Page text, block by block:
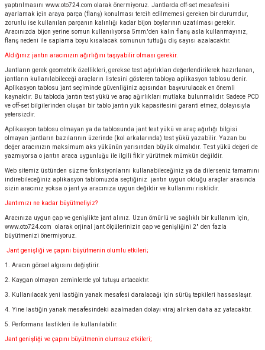
yaptırılmasını www.oto724.com olarak önermiyoruz. Jantlarda off-set mesafesini
ayarlamak için araya parça (flanş) konulması tercih edilmemesi gereken bir durumdur,
zorunlu ise kullanılan parçanın kalınlığı kadar bijon boylarının uzatılması gerekir.
Aracınızda bijon yerine somun kullanılıyorsa 5mm.'den kalın flanş asla kullanmayınız,
flanş nedeni ile saplama boyu kısalacak somunun tuttuğu diş sayısı azalacaktır.
Aldığınız jantın aracınızın ağırlığını taşıyabilir olması gerekir.
Jantların gerek geometrik özellikleri, gerekse test ağırlıkları değerlendirilerek hazırlanan,
jantların kullanılabileceği araçların listesini gösteren tabloya aplikasyon tablosu denir.
Aplikasyon tablosu jant seçiminde güvenliğiniz açısından başvurulacak en önemli
kaynaktır. Bu tabloda jantın test yükü ve araç ağırlıkları mutlaka bulunmalıdır. Sadece PCD
ve off-set bilgilerinden oluşan bir tablo jantın yük kapasitesini garanti etmez, dolayısıyla
yetersizdir.
Aplikasyon tablosu olmayan ya da tablosunda jant test yükü ve araç ağırlığı bilgisi
olmayan jantların bazılarının üzerinde (kol arkalarında) test yükü yazabilir. Yazan bu
değer aracınızın maksimum aks yükünün yarısından büyük olmalıdır. Test yükü değeri de
yazmıyorsa o jantın araca uygunluğu ile ilgili fikir yürütmek mümkün değildir.
Web sitemiz üstünden süzme fonksiyonlarını kullanabileceğiniz ya da dilerseniz tamamını
indirebileceğiniz aplikasyon tablomuzda seçtiğiniz jantın uygun olduğu araçlar arasında
sizin aracınız yoksa o jant ya aracınıza uygun değildir ve kullanımı risklidir.
Jantımızı ne kadar büyütmeliyiz?
Aracınıza uygun çap ve genişlikte jant alınız. Uzun ömürlü ve sağlıklı bir kullanım için,
www.oto724.com olarak orjinal jant ölçülerinizin çap ve genişliğini 2" den fazla
büyütmenizi önermiyoruz.
Jant genişliği ve çapını büyütmenin olumlu etkileri;
1. Aracın görsel algısını değiştirir.
2. Kaygan olmayan zeminlerde yol tutuşu artacaktır.
3. Kullanılacak yeni lastiğin yanak mesafesi daralacağı için sürüş tepkileri hassaslaşır.
4. Yine lastiğin yanak mesafesindeki azalmadan dolayı viraj alırken daha az yatacaktır.
5. Performans lastikleri ile kullanılabilir.
Jant genişliği ve çapını büyütmenin olumsuz etkileri;